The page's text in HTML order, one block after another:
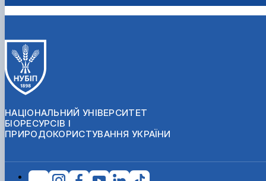
НАЦІОНАЛЬНИЙ УНІВЕРСИТЕТ
БІОРЕСУРСІВ І
ПРИРОДОКОРИСТУВАННЯ УКРАЇНИ